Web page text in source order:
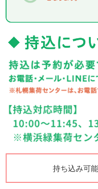
持ち込み可